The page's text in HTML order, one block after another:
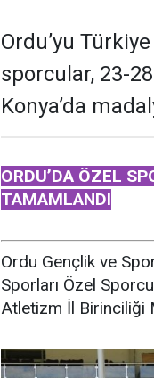
Ordu’yu
sporcular, 23-
Konya’da
ORDU’DA ÖZEL
TAMAMLANDI
Ordu Gençlik ve
Sporları Özel
Atletizm İl Birinciliği